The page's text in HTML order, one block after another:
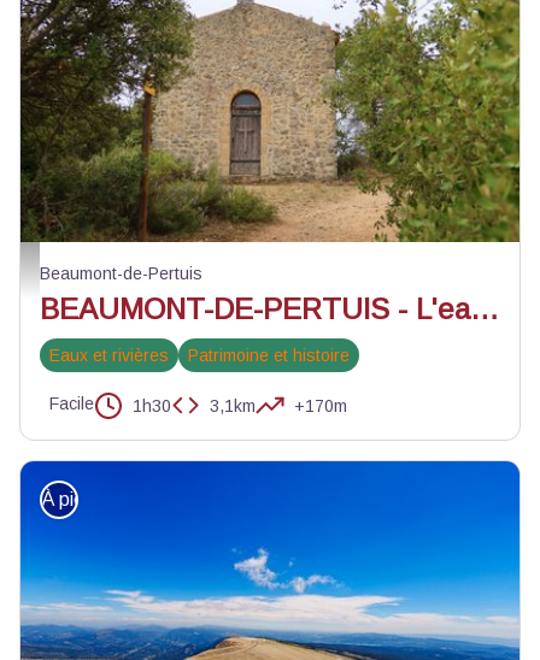
L'Ermitage Sainte-Croix - ©Axelle Baumard - PNR Luberon
Beaumont-de-Pertuis
BEAUMONT-DE-PERTUIS - L'eau des fontaines et Chapelle Sainte-Croix
Eaux et rivières Patrimoine et histoire
Facile 1h30 3,1km +170m
À pied